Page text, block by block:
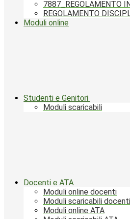
7887_REGOLAMENTO
REGOLAMENTO
Moduli online
Studenti e Genitori
Moduli scaricabili
Docenti e ATA
Moduli online docenti
Moduli scaricabili docenti
Moduli online ATA